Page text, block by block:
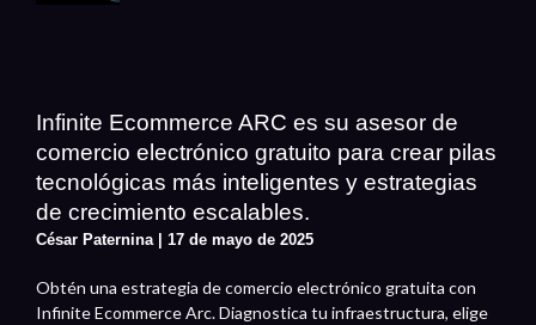
Infinite Ecommerce ARC es su asesor de
comercio electrónico gratuito para crear pilas
tecnológicas más inteligentes y estrategias
de crecimiento escalables.
César Paternina 17 de mayo de 2025
Obtén una estrategia de comercio electrónico gratuita con
Infinite Ecommerce Arc. Diagnostica tu infraestructura, elige